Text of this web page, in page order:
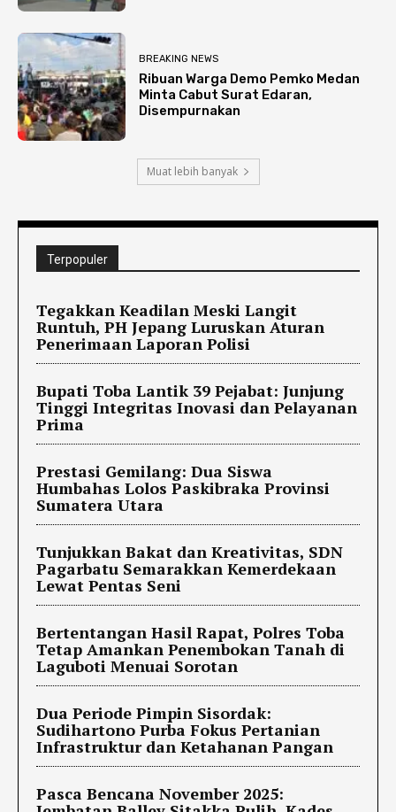
BREAKING NEWS
Ribuan Warga Demo Pemko Medan
Minta Cabut Surat Edaran,
Disempurnakan
Muat lebih banyak
Terpopuler
Tegakkan Keadilan Meski Langit
Runtuh, PH Jepang Luruskan Aturan
Penerimaan Laporan Polisi
Bupati Toba Lantik 39 Pejabat: Junjung
Tinggi Integritas Inovasi dan Pelayanan
Prima
Prestasi Gemilang: Dua Siswa
Humbahas Lolos Paskibraka Provinsi
Sumatera Utara
Tunjukkan Bakat dan Kreativitas, SDN
Pagarbatu Semarakkan Kemerdekaan
Lewat Pentas Seni
Bertentangan Hasil Rapat, Polres Toba
Tetap Amankan Penembokan Tanah di
Laguboti Menuai Sorotan
Dua Periode Pimpin Sisordak:
Sudihartono Purba Fokus Pertanian
Infrastruktur dan Ketahanan Pangan
Pasca Bencana November 2025: